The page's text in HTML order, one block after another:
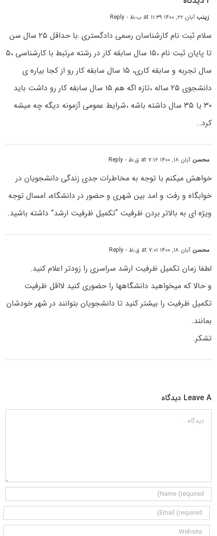
زینبآبان ۲۲, ۱۴۰۰ at ۱۱:۳۹ ب٫ظ - Reply
سلام ثبت نام کارشناسان رسمی دادگستری :با حداقل ۲۵ سال سن
تا پایان ثبت نام ،۱۵ سال سابقه کار در رشته مرتبط با کارشناسی ،۵
سال تجربه و سابقه کاری، ۱۵ سال سابقه کار رو از کجا بیاره ی
دانشجوی ۲۵ ساله ،تازه اگه هم ۱۵ سال سابقه کار رو داشت باید
۳۰ یا ۳۵ سال داشته باشه ،شرایط عمومی آزمونه دیگه چه میشه
کرد..‌
محسن آبان ۱۸, ۱۴۰۰ at ۷:۱۲ ق٫ظ - Reply
خواهش میکنم با توجه به مخاطرات جدی زندگی دانشجویان در
خوابگاه و رفت و امد بین شهری و حضور در دانشگاه، امسال توجه
ویژه ای به بالاتر بردن ظرفیت “تکمیل ظرفیت ارشد” داشته باشید.
محسن آبان ۱۸, ۱۴۰۰ at ۷:۰۱ ق٫ظ - Reply
لطفا زمان تکمیل ظرفیت ارشد سراسری را زودتر اعلام کنید.
و حالا که میخواهید دانشگاهها را حضوری کنید لااقل ظرفیت
تکمیل ظرفیت را بیشتر کنید تا دانشجویان بتوانند در شهر خودشان
بمانند.
تشکر.
Leave A دیدگاه
دیدگاه